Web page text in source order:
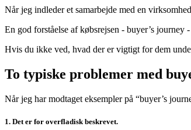
Når jeg indleder et samarbejde med en
En god forståelse af købsrejsen - buyer’s journey
Hvis du ikke ved, hvad der er vigtigt for dem
To typiske problemer med
Når jeg har modtaget eksempler på “buyer’s
1. Det er for overfladisk beskrevet.